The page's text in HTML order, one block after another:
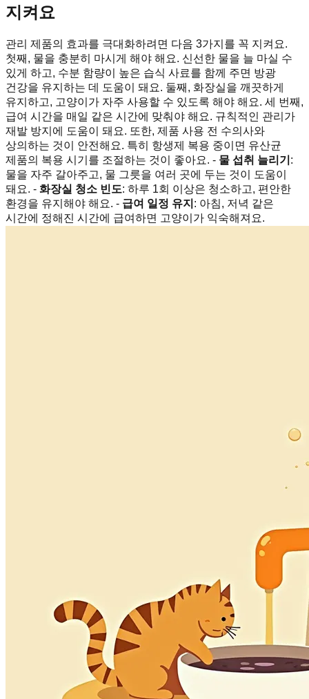
지켜요
관리 제품의 효과를 극대화하려면 다음 3가지를 꼭 지켜요.
첫째, 물을 충분히 마시게 해야 해요. 신선한 물을 늘 마실 수
있게 하고, 수분 함량이 높은 습식 사료를 함께 주면 방광
건강을 유지하는 데 도움이 돼요. 둘째, 화장실을 깨끗하게
유지하고, 고양이가 자주 사용할 수 있도록 해야 해요. 세 번째,
급여 시간을 매일 같은 시간에 맞춰야 해요. 규칙적인 관리가
재발 방지에 도움이 돼요. 또한, 제품 사용 전 수의사와
상의하는 것이 안전해요. 특히 항생제 복용 중이면 유산균
제품의 복용 시기를 조절하는 것이 좋아요. - 물 섭취 늘리기 :
물을 자주 갈아주고, 물 그릇을 여러 곳에 두는 것이 도움이
돼요. - 화장실 청소 빈도: 하루 1회 이상은 청소하고, 편안한
환경을 유지해야 해요. - 급여 일정 유지 : 아침, 저녁 같은
시간에 정해진 시간에 급여하면 고양이가 익숙해져요.